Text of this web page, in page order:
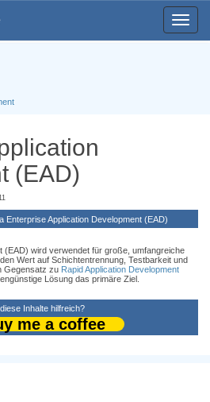
Toggle
(EAD)
Enterprise Application Development (EAD)
(EAD) wird verwendet für große, umfangreiche
Wert auf Schichtentrennung, Testbarkeit und
Gegensatz zu Rapid Application Development
Lösung das primäre Ziel.
Inhalte hilfreich?
me a coffee